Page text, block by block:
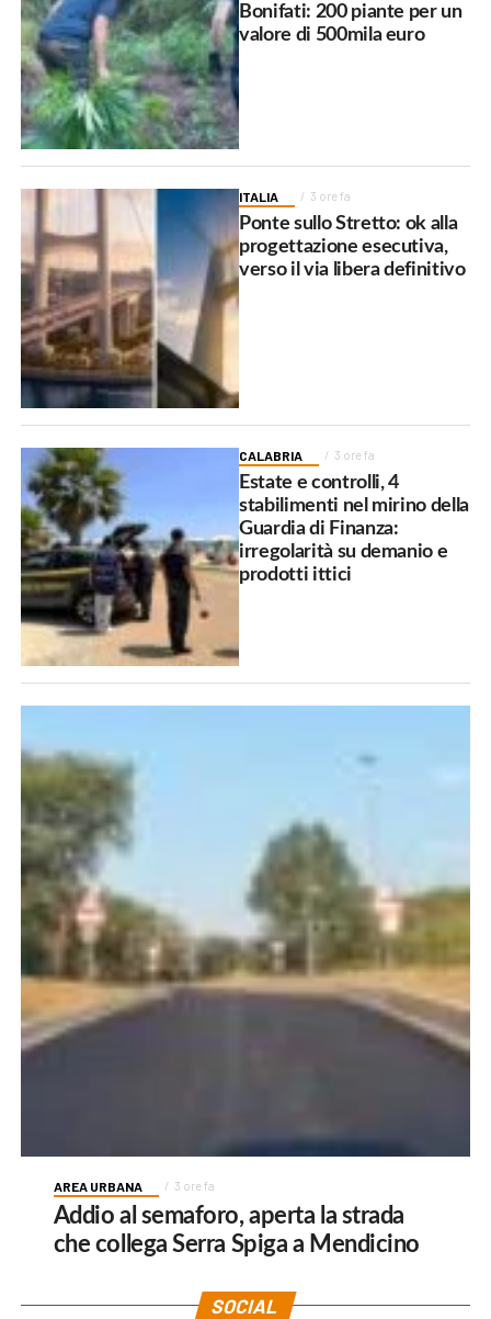
Bonifati: 200 piante per un
valore di 500mila euro
ITALIA 3 ore fa
Ponte sullo Stretto: ok alla
progettazione esecutiva,
verso il via libera definitivo
CALABRIA 3 ore fa
Estate e controlli, 4
stabilimenti nel mirino della
Guardia di Finanza:
irregolarità su demanio e
prodotti ittici
AREA URBANA 3 ore fa
Addio al semaforo, aperta la strada
che collega Serra Spiga a Mendicino
SOCIAL